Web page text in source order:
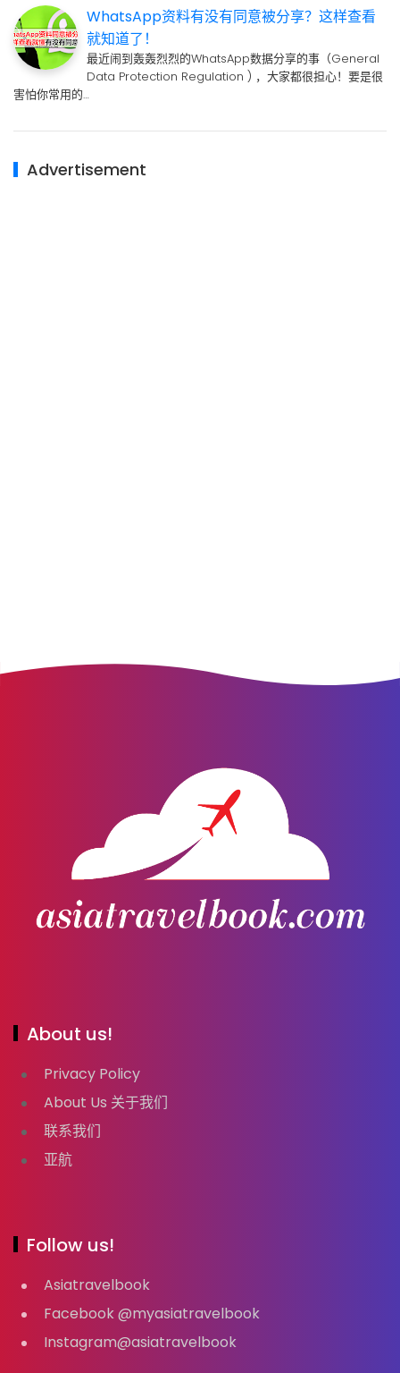
WhatsApp资料有没有同意被分享？这样查看
就知道了！
最近闹到轰轰烈烈的WhatsApp数据分享的事（General
Data Protection Regulation ) ，大家都很担心！要是很
害怕你常用的…
Advertisement
About us!
Privacy Policy
About Us 关于我们
联系我们
亚航
Follow us!
Asiatravelbook
Facebook @myasiatravelbook
Instagram@asiatravelbook